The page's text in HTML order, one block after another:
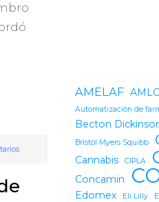
AMELAF
Automatización de
Becton
Bristol Myers Squibb
Cannabis CIPLA
Concamin
Edomex Eli Lilly